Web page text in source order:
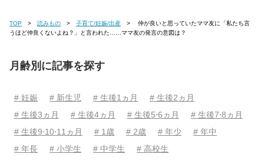
TOP 読みもの 子育て/妊娠/出産
うほど仲良くないよね？」と言われた……ママ友の発言の意図は？
月齢別に記事を探す
# 妊娠 # 新生児 # 生後1ヵ月
# 生後2ヵ月
# 生後3ヵ月
# 生後4ヵ月 # 生後5⋅6ヵ月
# 生後7⋅8ヵ月
# 生後9⋅10⋅11ヵ月
# 1歳 # 2歳 # 年少
# 年中
# 年長
# 小学生 # 中学生 # 高校生